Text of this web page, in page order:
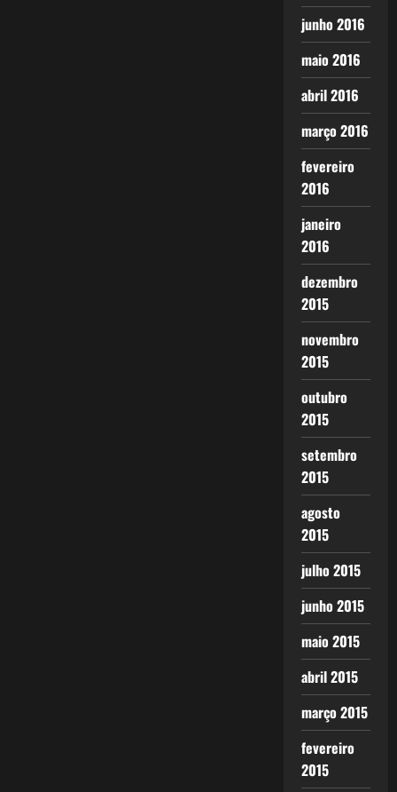
junho 2016
maio 2016
abril 2016
março 2016
fevereiro
2016
janeiro
2016
dezembro
2015
novembro
2015
outubro
2015
setembro
2015
agosto
2015
julho 2015
junho 2015
maio 2015
abril 2015
março 2015
fevereiro
2015